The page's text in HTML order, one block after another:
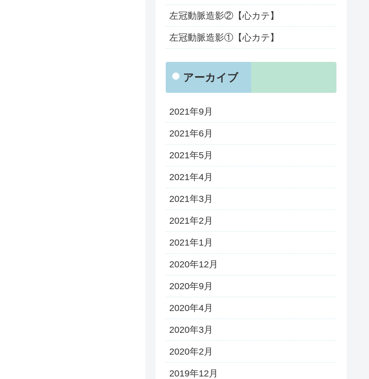
左冠動脈造影②【心カテ】
左冠動脈造影①【心カテ】
アーカイブ
2021年9月
2021年6月
2021年5月
2021年4月
2021年3月
2021年2月
2021年1月
2020年12月
2020年9月
2020年4月
2020年3月
2020年2月
2019年12月